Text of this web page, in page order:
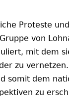
Proteste
von
mit dem
zu
somit dem
zu